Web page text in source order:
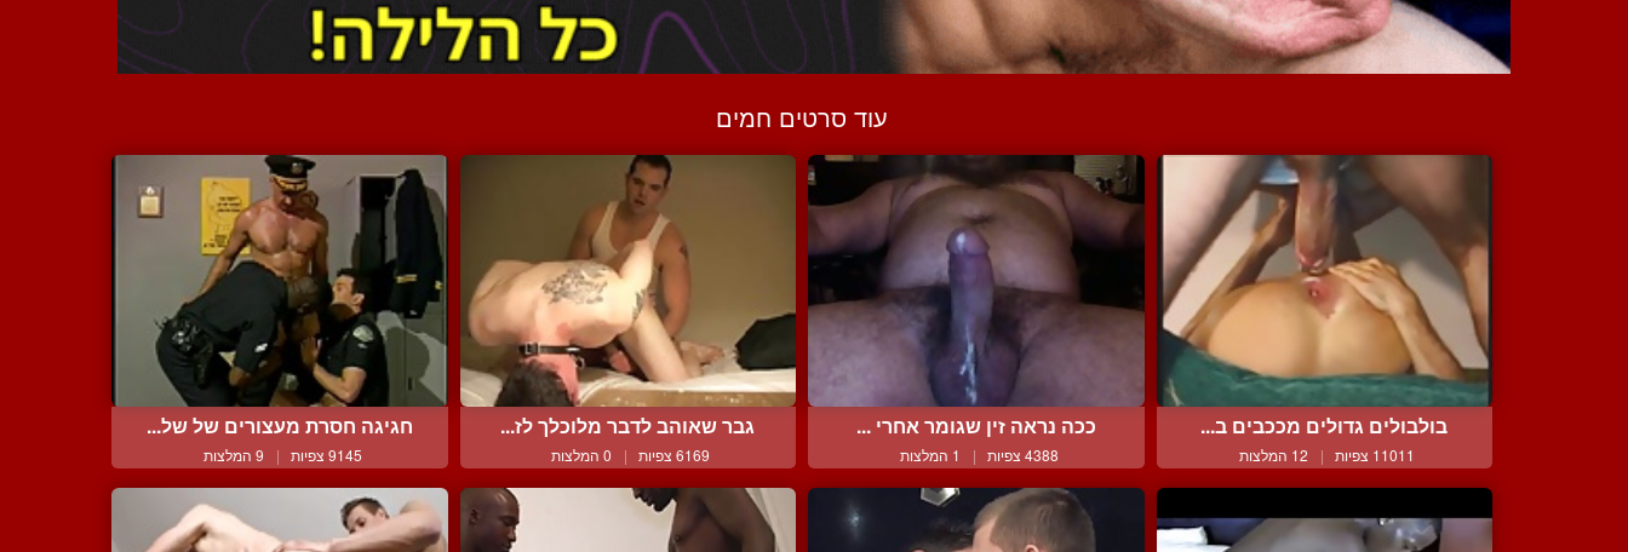
עוד סרטים חמים
בולבולים גדולים מככבים ב...
11011 צפיות | 12 המלצות
ככה נראה זין שגומר אחרי ...
4388 צפיות | 1 המלצות
גבר שאוהב לדבר מלוכלך לז...
6169 צפיות | 0 המלצות
חגיגה חסרת מעצורים של של...
9145 צפיות | 9 המלצות